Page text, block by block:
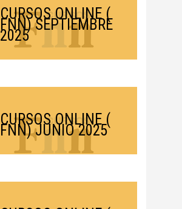
CURSOS ONLINE (
FNN) SEPTIEMBRE
2025
CURSOS ONLINE (
FNN) JUNIO 2025